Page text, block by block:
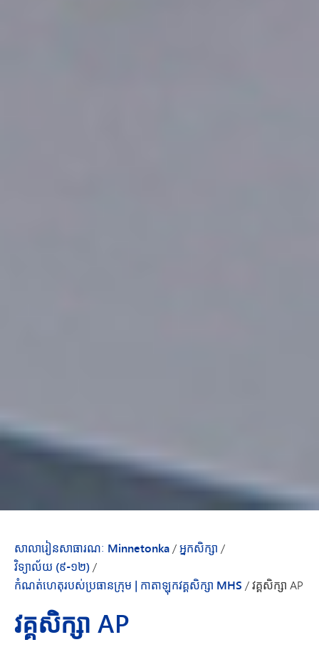
សាលារៀនសាធារណៈ Minnetonka/អ្នកសិក្សា /
វិទ្យាល័យ (៩-១២)/
កំណត់ហេតុ​របស់​ប្រធាន​ក្រុម | កាតាឡុក​វគ្គសិក្សា MHS /វគ្គសិក្សា AP
វគ្គសិក្សា AP